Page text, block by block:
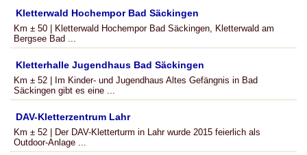
Kletterwald Hochempor Bad Säckingen
Km ± 50 | Kletterwald Hochempor Bad Säckingen, Kletterwald am
Bergsee Bad ...
Kletterhalle Jugendhaus Bad Säckingen
Km ± 52 | Im Kinder- und Jugendhaus Altes Gefängnis in Bad
Säckingen gibt es eine ...
DAV-Kletterzentrum Lahr
Km ± 52 | Der DAV-Kletterturm in Lahr wurde 2015 feierlich als
Outdoor-Anlage ...